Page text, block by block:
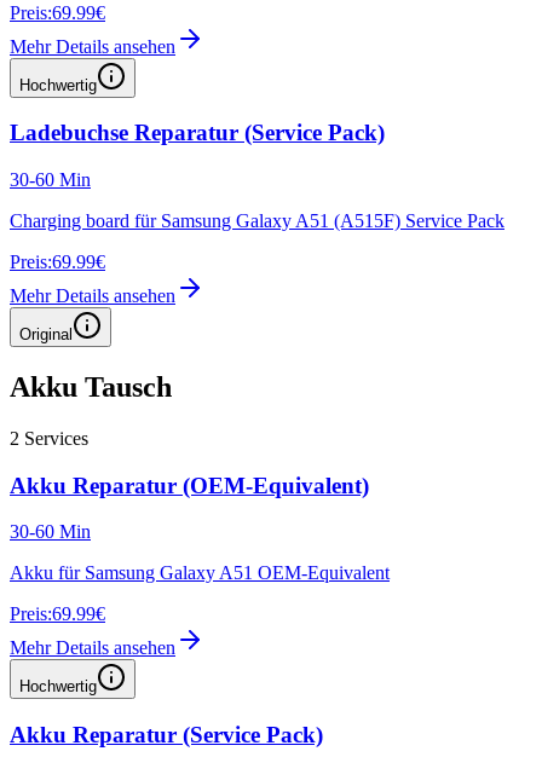
Preis:69.99€
Mehr Details ansehen
Hochwertig
Ladebuchse Reparatur (Service Pack)
30-60 Min
Charging board für Samsung Galaxy A51 (A515F) Service Pack
Preis:69.99€
Mehr Details ansehen
Original
Akku Tausch
2 Services
Akku Reparatur (OEM-Equivalent)
30-60 Min
Akku für Samsung Galaxy A51 OEM-Equivalent
Preis:69.99€
Mehr Details ansehen
Hochwertig
Akku Reparatur (Service Pack)